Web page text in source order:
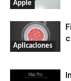
Apple
Aplicaciones